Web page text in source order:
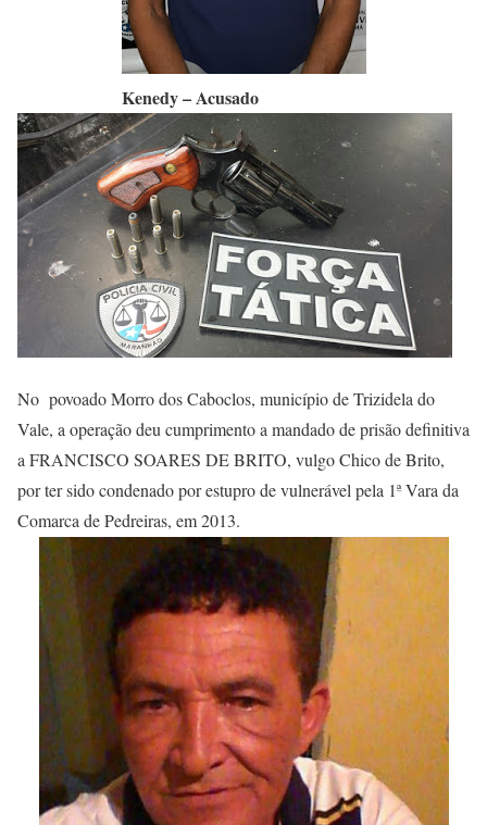
Kenedy – Acusado
No povoado Morro dos Caboclos, município de Trizidela do
Vale, a operação deu cumprimento a mandado de prisão definitiva
a FRANCISCO SOARES DE BRITO, vulgo Chico de Brito,
por ter sido condenado por estupro de vulnerável pela 1ª Vara da
Comarca de Pedreiras, em 2013.